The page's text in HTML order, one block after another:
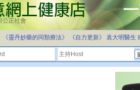
公正社會
《靈丹妙藥的同類療法》 《自力更新》 袁大明醫生